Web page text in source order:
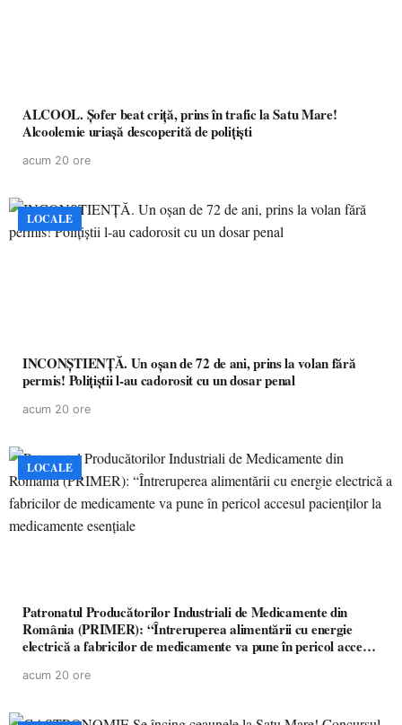
ALCOOL. Șofer beat criță, prins în trafic la Satu Mare!
Alcoolemie uriașă descoperită de polițiști
acum 20 ore
LOCALE
INCONȘTIENȚĂ. Un oșan de 72 de ani, prins la volan fără
permis! Polițiștii l-au cadorosit cu un dosar penal
acum 20 ore
LOCALE
Patronatul Producătorilor Industriali de Medicamente din
România (PRIMER): “Întreruperea alimentării cu energie
electrică a fabricilor de medicamente va pune în pericol accesul
acum 20 ore